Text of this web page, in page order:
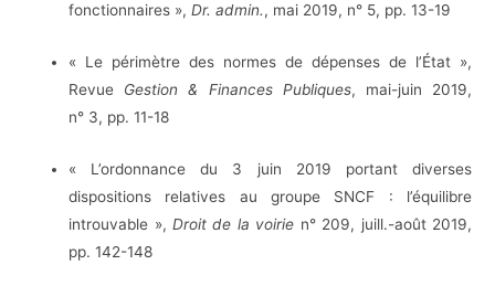
fonctionnaires »,Dr. admin., mai 2019, n° 5, pp. 13-19
« Le périmètre des normes de dépenses de l’État »,
Revue Gestion & Finances Publiques, mai-juin 2019,
n° 3, pp. 11-18
« L’ordonnance du 3 juin 2019 portant diverses
dispositions relatives au groupe SNCF : l’équilibre
introuvable », Droit de la voirie n° 209, juill.-août 2019,
pp. 142-148